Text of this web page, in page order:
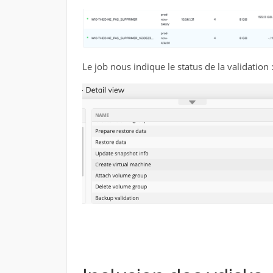
Le job nous indique le status de la validation :